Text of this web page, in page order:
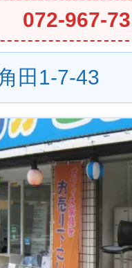
072-967-
田1-7-43